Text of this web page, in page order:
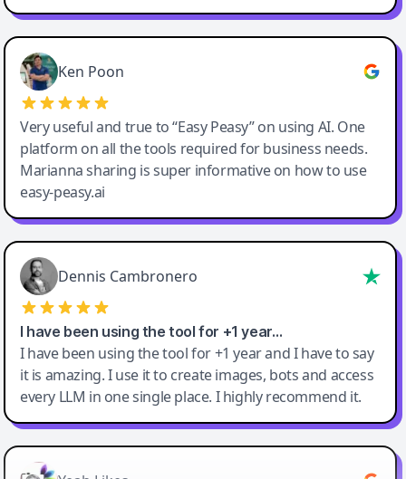
Ken Poon
Very useful and true to “Easy Peasy” on using AI. One
platform on all the tools required for business needs.
Marianna sharing is super informative on how to use
easy-peasy.ai
Dennis Cambronero
I have been using the tool for +1 year…
I have been using the tool for +1 year and I have to say
it is amazing. I use it to create images, bots and access
every LLM in one single place. I highly recommend it.